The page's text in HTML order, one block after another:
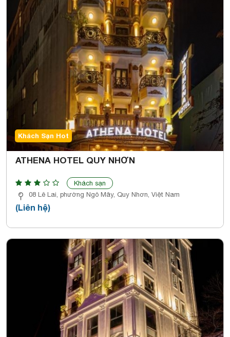
Khách Sạn Hot
ATHENA HOTEL QUY NHƠN
Khách sạn
08 Lê Lai, phường Ngô Mây, Quy Nhơn, Việt Nam
(Liên hệ)